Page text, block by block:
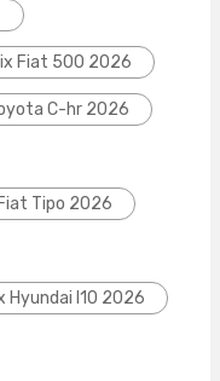
Fiat 500 2026
C-hr 2026
Tipo 2026
Hyundai I10 2026